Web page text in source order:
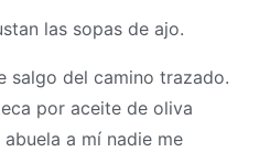
las sopas de ajo.
salgo del camino trazado.
por aceite de oliva
a mí nadie me